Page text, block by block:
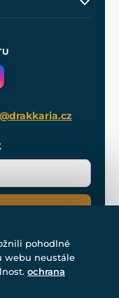
2007-2026.
pohodlné
webu neustále
ochrana